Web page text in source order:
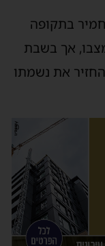
בתקופה
אך בשבת
את נשמתו